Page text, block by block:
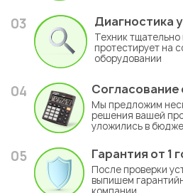
03 Диагностика
Техник
протестирует на
оборудовании
04 Согласование
Мы предложим
решения вашей
уложились в
05 Гарантия от 1
После проверки
выпишем